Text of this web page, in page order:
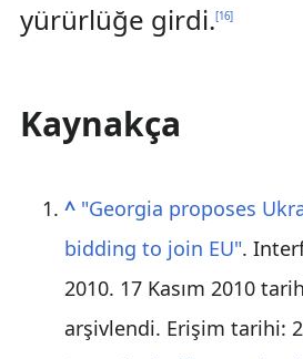
yürürlüğe girdi.[16]
Kaynakça
^ "Georgia proposes
bidding to join EU".
2010. 17 Kasım 2010
arşivlendi. Erişim tarihi: